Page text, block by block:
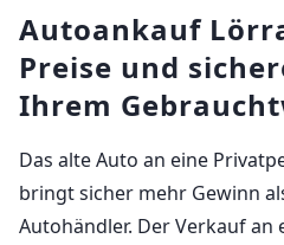
Autoankauf
Preise und
Ihrem
Das alte Auto an eine
bringt sicher mehr Gewinn
Autohändler. Der Verkauf